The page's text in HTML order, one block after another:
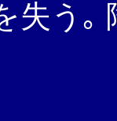
失う｡